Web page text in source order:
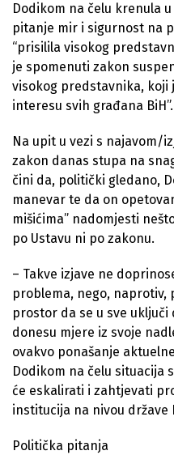
Dodikom na čelu krenula
pitanje mir i sigurnost na
“prisilila visokog
je spomenuti zakon
visokog predstavnika, koji
interesu svih građana BiH”.
Na upit u vezi s najavom/
zakon danas stupa na
čini da, politički gledano,
manevar te da on
mišićima” nadomjesti
po Ustavu ni po zakonu.
– Takve izjave ne
problema, nego,
prostor da se u sve
donesu mjere iz svoje
ovakvo ponašanje
Dodikom na čelu situacija
će eskalirati i zahtjevati
institucija na nivou države
Politička pitanja